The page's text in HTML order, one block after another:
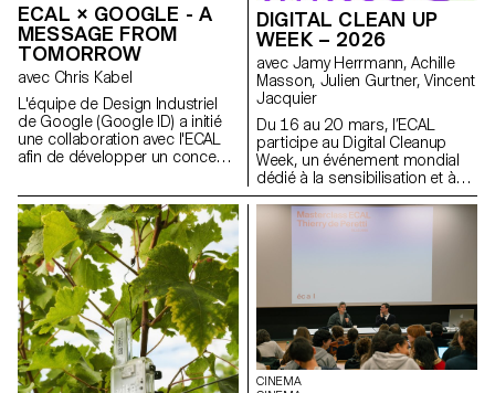
ECAL × GOOGLE - A
MESSAGE FROM
TOMORROW
avec Chris Kabel
L'équipe de Design Industriel
de Google (Google ID) a initié
une collaboration avec l'ECAL
afin de développer un concept
portable qui soit inspiré d'un
rituel quotidien. Les étudiant·e·s
en Master de Design de
Produit ont été invité·e·s à
imaginer un outil innovant
adapté aux habitudes
contemporaines. À travers des
stroytelling créatifs, ces projets
conceptuels s’intéressent à la
dimension humaine de la
technologie
mobile: comment elle influence
DIGITAL CLEAN UP
WEEK – 2026
avec Jamy Herrmann, Achille
Masson, Julien Gurtner, Vincent
Jacquier
Du 16 au 20 mars, l’ECAL
participe au Digital Cleanup
Week, un événement mondial
dédié à la sensibilisation et à
l’action pour un numérique plus
responsable. Une semaine
pour réparer, recycler, nettoyer
CINEMA